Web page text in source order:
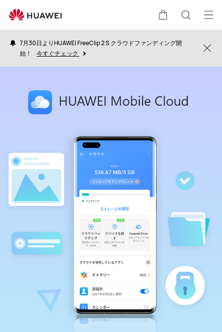
Mobile
Cloud
カ
検
オ
プ
ン
7月30日よりHUAWEI FreeClip 2 S クラウドファンディング開
始！
今すぐチェック